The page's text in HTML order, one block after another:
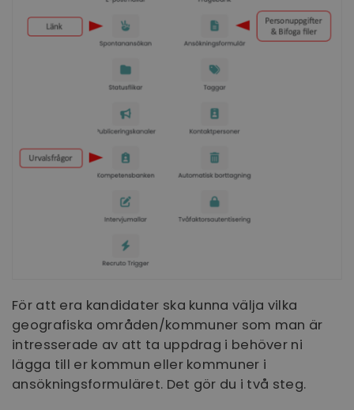
För att era kandidater ska kunna välja vilka
geografiska områden/kommuner som man är
intresserade av att ta uppdrag i behöver ni
lägga till er kommun eller kommuner i
ansökningsformuläret. Det gör du i två steg.